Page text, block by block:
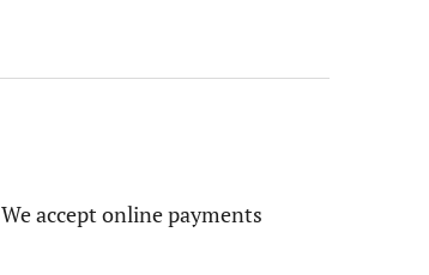
We accept online payments